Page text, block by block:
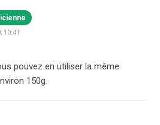
10:41
pouvez en utiliser la même
150g.